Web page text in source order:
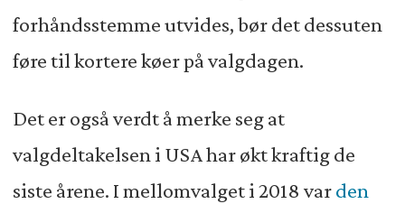
forhåndsstemme utvides, bør det dessuten
føre til kortere køer på valgdagen.
Det er også verdt å merke seg at
valgdeltakelsen i USA har økt kraftig de
siste årene. I mellomvalget i 2018 varden